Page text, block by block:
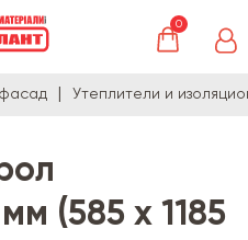
0
Утеплители и
(585 x 1185